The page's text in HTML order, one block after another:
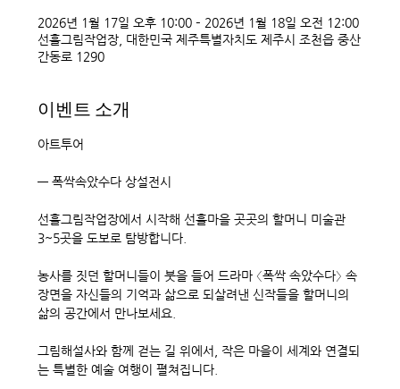
2026년 1월 17일 오후 10:00 – 2026년 1월 18일 오전 12:00
선흘그림작업장, 대한민국 제주특별자치도 제주시 조천읍 중산
간동로 1290
이벤트 소개
아트투어
― 폭싹속았수다 상설전시
선흘그림작업장에서 시작해 선흘마을 곳곳의 할머니 미술관
3~5곳을 도보로 탐방합니다.
농사를 짓던 할머니들이 붓을 들어 드라마 〈폭싹 속았수다〉 속
장면을 자신들의 기억과 삶으로 되살려낸 신작들을 할머니의
삶의 공간에서 만나보세요.
그림해설사와 함께 걷는 길 위에서, 작은 마을이 세계와 연결되
는 특별한 예술 여행이 펼쳐집니다.